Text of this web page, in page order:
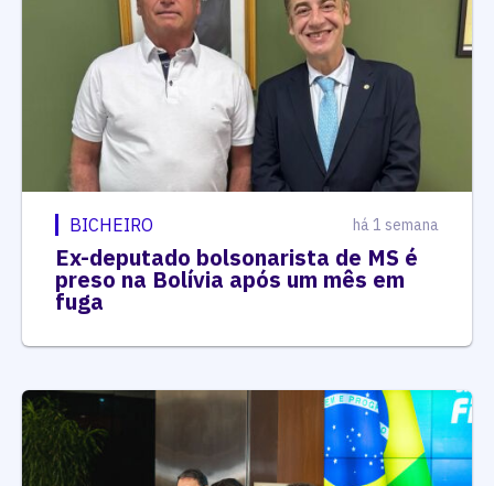
BICHEIRO há 1 semana
Ex-deputado bolsonarista de MS é
preso na Bolívia após um mês em
fuga